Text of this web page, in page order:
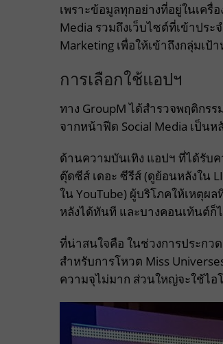
เพราะข้อมูลทุกอย่างที่อยู่ในเครื่
Media รวมถึงเว็บไซต์ที่เข้าปร
Marketing เพื่อให้เข้าถึงกลุ่มเป้
การเลือกใช้แอปฯ
ทาง GroupM ได้สำรวจพฤติกร
จากหน้าฟีด Social Media เป็นห
ด้านความบันเทิง แอปฯ ที่ได้รับ
ตุ๊ดซีส์ เดอะ ซีรีส์ (ดูย้อนหลังใน
ใน YouTube) ผู้บริโภคให้เหตุผ
หลังได้ทันที และบางคอนเท้นต์ก็
ที่น่าสนใจคือ ในช่วงการประกว
สำหรับการโหวต Miss
ความจุไม่มาก ส่วนใหญ่จะใช้ไ